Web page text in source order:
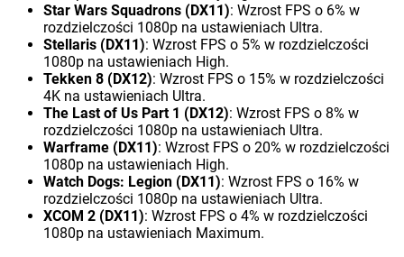
Star Wars Squadrons (DX11): Wzrost FPS o 6% w
rozdzielczości 1080p na ustawieniach Ultra.
Stellaris (DX11): Wzrost FPS o 5% w rozdzielczości
1080p na ustawieniach High.
Tekken 8 (DX12): Wzrost FPS o 15% w rozdzielczości
4K na ustawieniach Ultra.
The Last of Us Part 1 (DX12): Wzrost FPS o 8% w
rozdzielczości 1080p na ustawieniach Ultra.
Warframe (DX11): Wzrost FPS o 20% w rozdzielczości
1080p na ustawieniach High.
Watch Dogs: Legion (DX11): Wzrost FPS o 16% w
rozdzielczości 1080p na ustawieniach Ultra.
XCOM 2 (DX11): Wzrost FPS o 4% w rozdzielczości
1080p na ustawieniach Maximum.